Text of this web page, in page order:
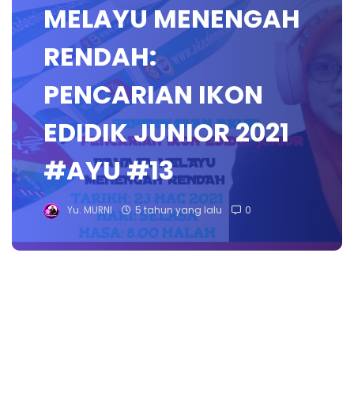
MELAYU MENENGAH
RENDAH:
PENCARIAN IKON
EDIDIK JUNIOR 2021
#AYU #13
Yu. MURNI 5 tahun yang lalu 0